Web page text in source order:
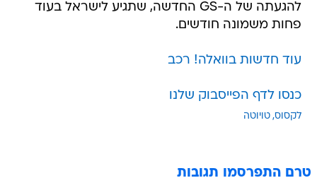
להגעתה של ה-GS החדשה, שתגיע לישראל בעוד
פחות משמונה חודשים.
עוד חדשות בוואלה! רכב
כנסו לדף הפייסבוק שלנו
לקסוס טויוטה
טרם התפרסמו תגובות